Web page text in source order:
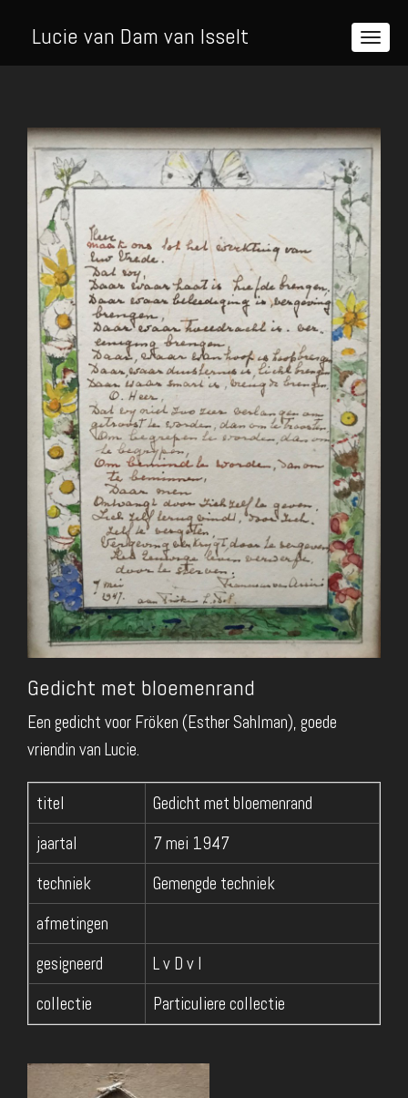
Lucie van Dam van Isselt
Gedicht met bloemenrand
Een gedicht voor Fröken (Esther Sahlman), goede
vriendin van Lucie.
titel
Gedicht met bloemenrand
jaartal
7 mei 1947
techniek
Gemengde techniek
afmetingen
gesigneerd
L v D v I
collectie
Particuliere collectie